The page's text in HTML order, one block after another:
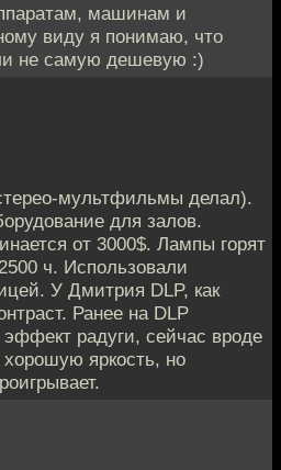
машинам и
виду я понимаю, что
не самую дешевую :)
мультфильмы делал).
для залов.
от 3000$. Лампы горят
ч. Использовали
У Дмитрия DLP, как
Ранее на DLP
радуги, сейчас вроде
яркость, но